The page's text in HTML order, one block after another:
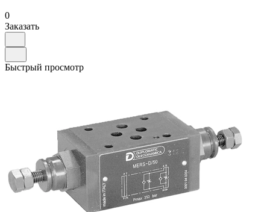
0
Заказать
Быстрый просмотр